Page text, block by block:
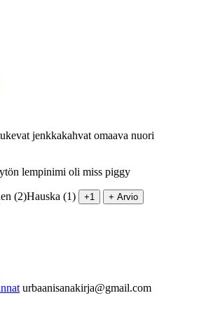
jenkkakahvat omaava nuori
lempinimi oli miss piggy
(2)Hauska (1) +1 + Arvio
urbaanisanakirja@gmail.com